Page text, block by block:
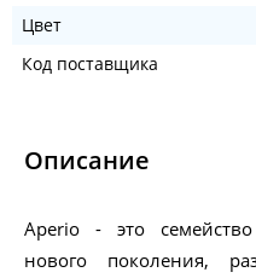
Цвет
Код поставщика
Описание
Aperio - это
нового поколения,